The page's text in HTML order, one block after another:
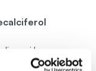
nei buvo
nedelsdami